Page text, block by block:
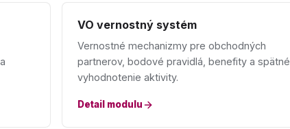
VO vernostný systém
Vernostné mechanizmy pre obchodných
partnerov, bodové pravidlá, benefity a spätné
vyhodnotenie aktivity.
Detail modulu